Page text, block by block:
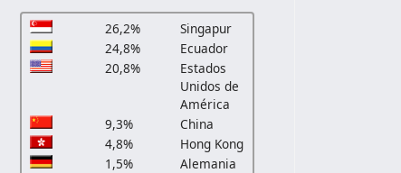
26,2%
Singapur
24,8%
Ecuador
20,8%
Estados
Unidos de
América
9,3%
China
4,8%
Hong Kong
1,5%
Alemania